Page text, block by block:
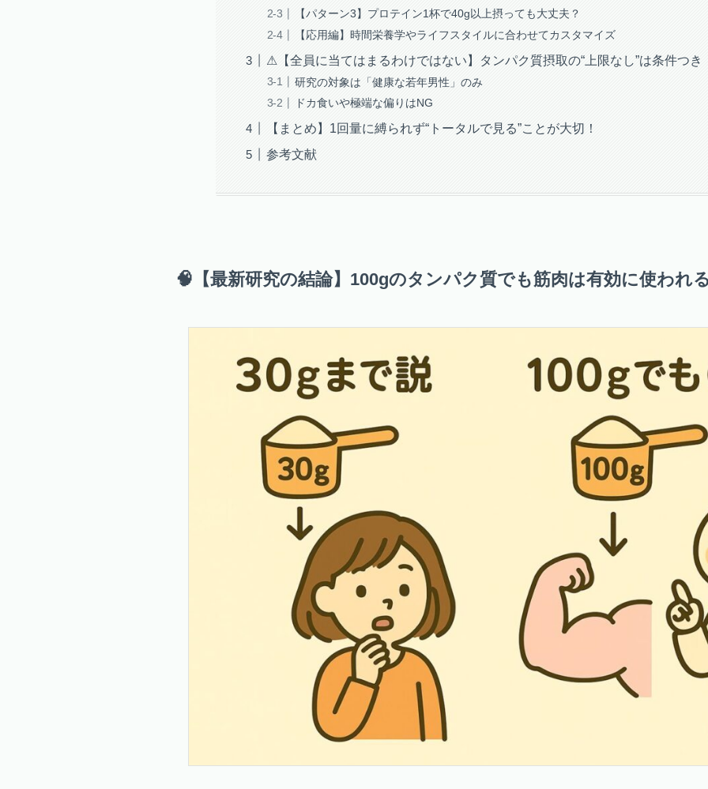
【パターン3】プロテイン1杯で40g以上摂っても大丈夫？
【応用編】時間栄養学やライフスタイルに合わせてカスタマイズ
⚠【全員に当てはまるわけではない】タンパク質摂取の“上限なし”は条件つき
研究の対象は「健康な若年男性」のみ
ドカ食いや極端な偏りはNG
【まとめ】1回量に縛られず“トータルで見る”ことが大切！
参考文献
🧠【最新研究の結論】100gのタンパク質でも筋肉は有効に使われ